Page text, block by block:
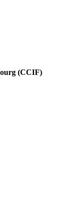
(CCIF)